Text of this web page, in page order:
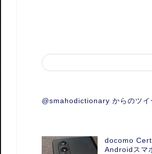
@smahodictionary からのツイ
docomo
Androidスマ